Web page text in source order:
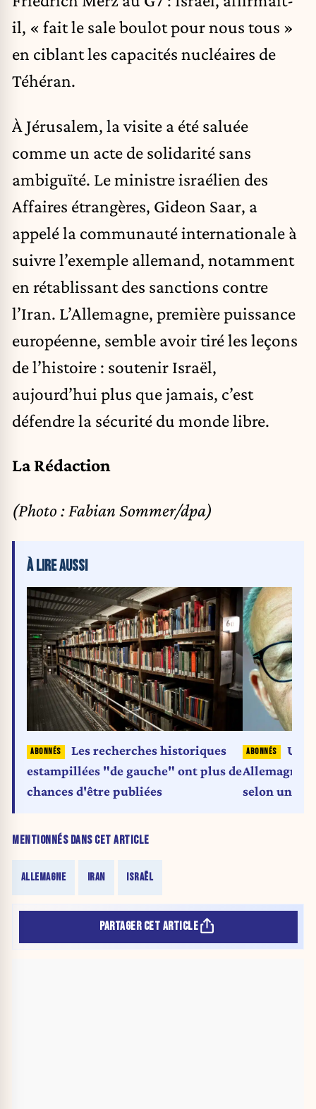
il, « fait le sale boulot pour nous tous »
en ciblant les capacités nucléaires de
Téhéran.
À Jérusalem, la visite a été saluée
comme un acte de solidarité sans
ambiguïté. Le ministre israélien des
Affaires étrangères, Gideon Saar, a
appelé la communauté internationale à
suivre l’exemple allemand, notamment
en rétablissant des sanctions contre
l’Iran. L’Allemagne, première puissance
européenne, semble avoir tiré les leçons
de l’histoire : soutenir Israël,
aujourd’hui plus que jamais, c’est
défendre la sécurité du monde libre.
La Rédaction
(Photo : Fabian Sommer/dpa)
MENTIONNÉS DANS CET ARTICLE
ALLEMAGNE IRAN ISRAËL
À LIRE AUSSI
Les recherches historiques
estampillées "de gauche" ont plus de
chances d'être publiées
Un
Allemagne
selon une
PARTAGER CET ARTICLE